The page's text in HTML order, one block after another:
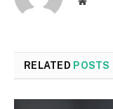
RELATED POSTS